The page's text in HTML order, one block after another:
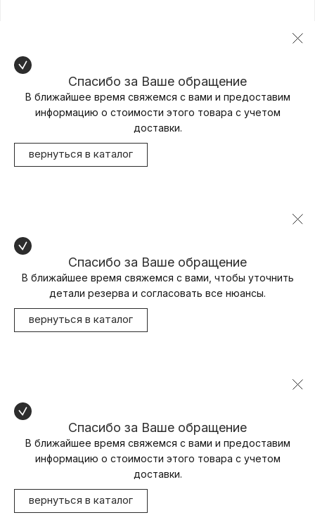
Спасибо за Ваше обращение
В ближайшее время свяжемся с вами и предоставим
информацию о стоимости этого товара с учетом
доставки.
вернуться в каталог
Спасибо за Ваше обращение
В ближайшее время свяжемся с вами, чтобы уточнить
детали резерва и согласовать все нюансы.
вернуться в каталог
Спасибо за Ваше обращение
В ближайшее время свяжемся с вами и предоставим
информацию о стоимости этого товара с учетом
доставки.
вернуться в каталог